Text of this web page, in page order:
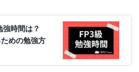
時間は？
めの勉強方